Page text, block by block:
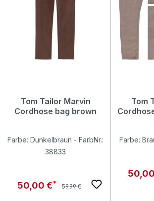
Tom Tailor Marvin
Cordhose bag brown
Farbe: Dunkelbraun - FarbNr.:
38833
Verkaufspreis:
50,00 € Regulärer Preis:
59,99 €
Tom
Farbe: